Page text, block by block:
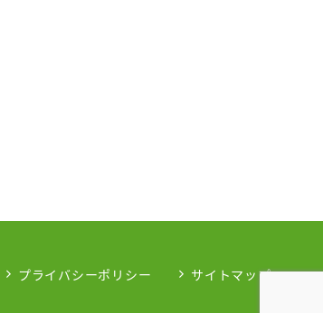
プライバシーポリシー サイトマップ